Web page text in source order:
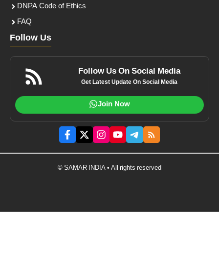
DNPA Code of Ethics
FAQ
Follow Us
Follow Us On Social Media
Get Latest Update On Social Media
Join Now
© SAMAR INDIA • All rights reserved